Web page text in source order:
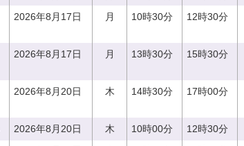
2026年8月17日 月 10時30分 12時30分
2026年8月17日 月 13時30分 15時30分
2026年8月20日 木 14時30分 17時00分
2026年8月20日 木 10時00分 12時30分